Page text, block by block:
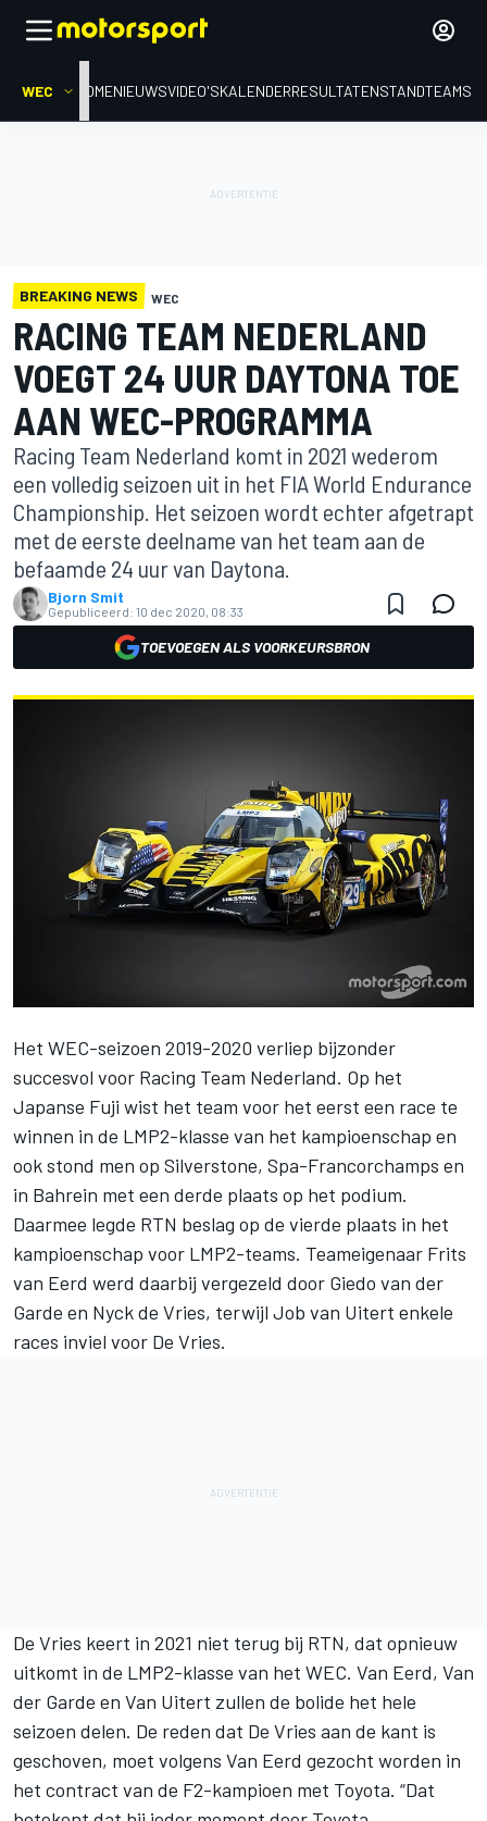
WEC HOMENIEUWSVIDEO'SKALENDERRESULTATENSTANDTEAMS
BREAKING NEWS WEC
RACING TEAM NEDERLAND
VOEGT 24 UUR DAYTONA TOE
AAN WEC-PROGRAMMA
Racing Team Nederland komt in 2021 wederom
een volledig seizoen uit in het FIA World Endurance
Championship. Het seizoen wordt echter afgetrapt
met de eerste deelname van het team aan de
befaamde 24 uur van Daytona.
Bjorn Smit
Gepubliceerd: 10 dec 2020, 08:33
TOEVOEGEN ALS VOORKEURSBRON
Het WEC-seizoen 2019-2020 verliep bijzonder
succesvol voor Racing Team Nederland. Op het
Japanse Fuji wist het team voor het eerst een race te
winnen in de LMP2-klasse van het kampioenschap en
ook stond men op Silverstone, Spa-Francorchamps en
in Bahrein met een derde plaats op het podium.
Daarmee legde RTN beslag op de vierde plaats in het
kampioenschap voor LMP2-teams. Teameigenaar Frits
van Eerd werd daarbij vergezeld door Giedo van der
Garde en Nyck de Vries, terwijl Job van Uitert enkele
races inviel voor De Vries.
De Vries keert in 2021 niet terug bij RTN, dat opnieuw
uitkomt in de LMP2-klasse van het WEC. Van Eerd, Van
der Garde en Van Uitert zullen de bolide het hele
seizoen delen. De reden dat De Vries aan de kant is
geschoven, moet volgens Van Eerd gezocht worden in
het contract van de F2-kampioen met Toyota. “Dat